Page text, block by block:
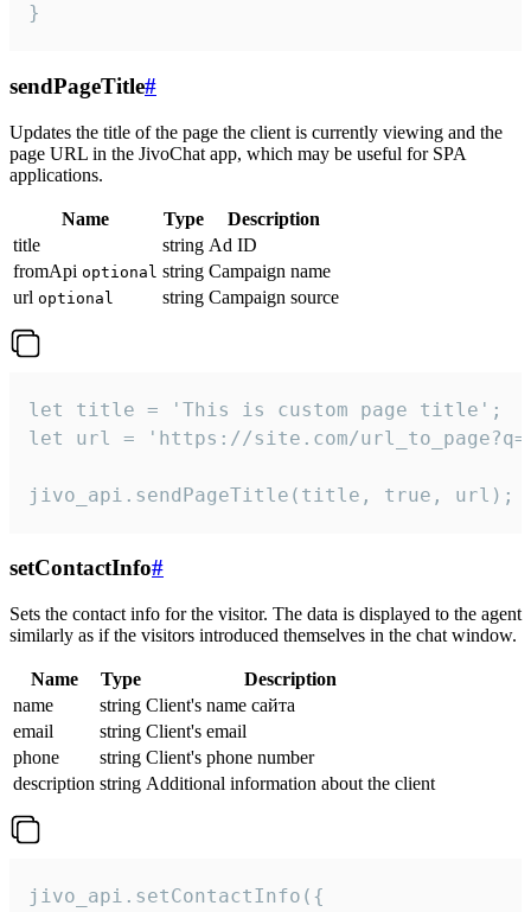
}
sendPageTitle#
Updates the title of the page the client is currently viewing and the
page URL in the JivoChat app, which may be useful for SPA
applications.
Name Type
Description
title
string Ad ID
fromApi optional string Campaign name
url optional string Campaign source
let title = 'This is custom page title';
let url = 'https://site.com/
jivo_api.sendPageTitle(title, true, url);
setContactInfo#
Sets the contact info for the visitor. The data is displayed to the agent
similarly as if the visitors introduced themselves in the chat window.
Name Type
Description
name
string Client's name сайта
email
string Client's email
phone
string Client's phone number
description string Additional information about the client
jivo_api.setContactInfo({